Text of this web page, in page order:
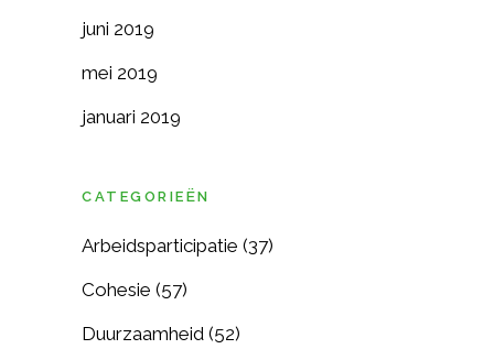
juni 2019
mei 2019
januari 2019
CATEGORIEËN
Arbeidsparticipatie (37)
Cohesie (57)
Duurzaamheid (52)